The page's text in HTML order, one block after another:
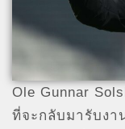
Ole Gunnar
ที่จะกลับมารับง